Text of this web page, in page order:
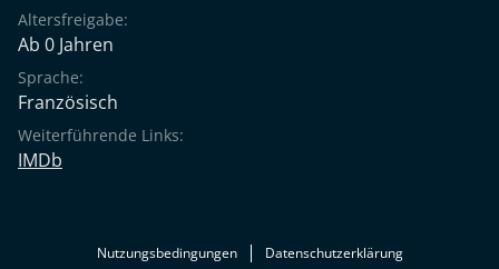
Altersfreigabe:
Ab 0 Jahren
Sprache:
Französisch
Weiterführende Links:
IMDb
Nutzungsbedingungen Datenschutzerklärung